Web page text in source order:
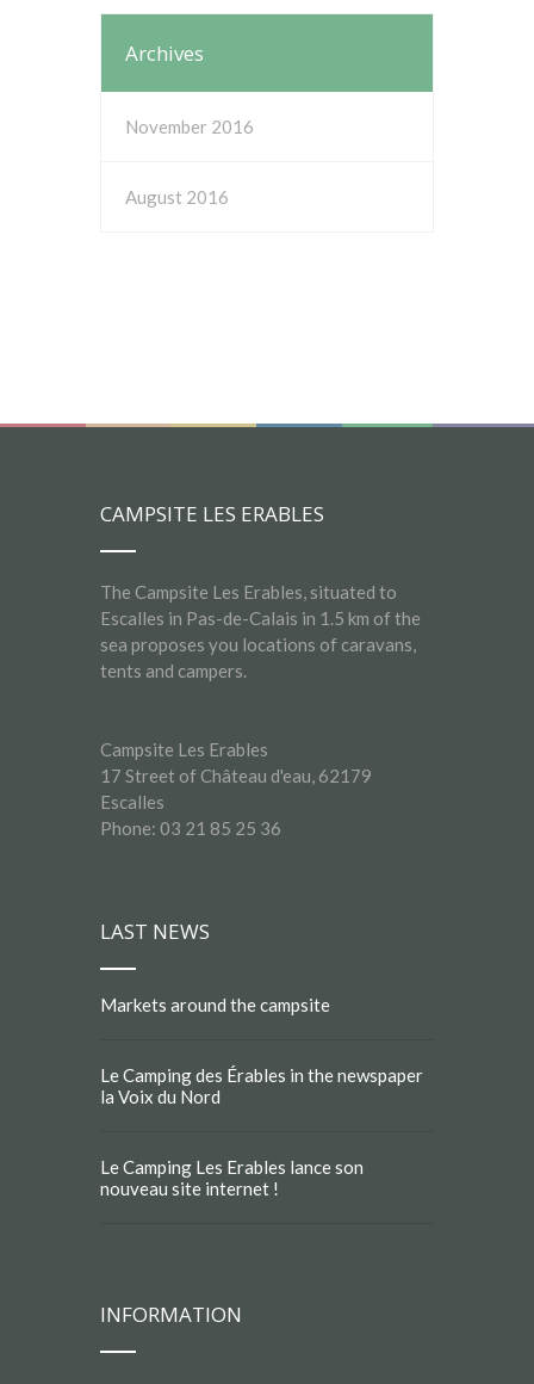
Archives
November 2016
August 2016
CAMPSITE LES ERABLES
The Campsite Les Erables, situated to
Escalles in Pas-de-Calais in 1.5 km of the
sea proposes you locations of caravans,
tents and campers.
Campsite Les Erables
17 Street of Château d'eau, 62179
Escalles
Phone: 03 21 85 25 36
LAST NEWS
Markets around the campsite
Le Camping des Érables in the newspaper
la Voix du Nord
Le Camping Les Erables lance son
nouveau site internet !
INFORMATION